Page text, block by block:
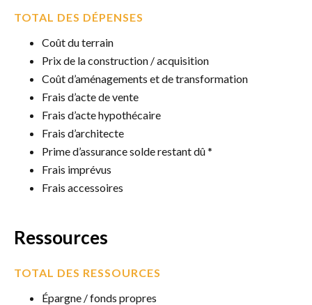
TOTAL DES DÉPENSES
Coût du terrain
Prix de la construction / acquisition
Coût d’aménagements et de transformation
Frais d’acte de vente
Frais d’acte hypothécaire
Frais d’architecte
Prime d’assurance solde restant dû *
Frais imprévus
Frais accessoires
Ressources
TOTAL DES RESSOURCES
Épargne / fonds propres